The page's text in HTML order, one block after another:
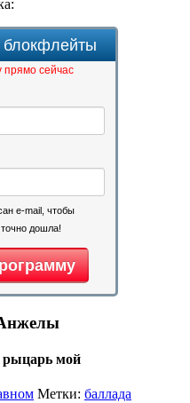
блокфлейты
прямо сейчас
e-mail, чтобы
дошла!
рыцарь мой
Метки: баллада